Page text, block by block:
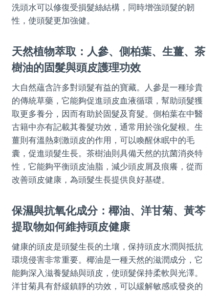
洗頭水可以修復受損髮絲結構，同時增強頭髮的韌
性，使頭髮更加強健。
天然植物萃取：人參、側柏葉、生薑、茶
樹油的固髮與頭皮護理功效
大自然蘊含許多對頭髮有益的寶藏。人參是一種珍貴
的傳統草藥，它能夠促進頭皮血液循環，幫助頭髮獲
取更多養分，因而有助於固髮及育髮。側柏葉在中醫
古籍中亦有記載其養髮功效，通常用於強化髮根。生
薑則有溫熱刺激頭皮的作用，可以喚醒休眠中的毛
囊，促進頭髮生長。茶樹油則具備天然的抗菌消炎特
性，它能夠平衡頭皮油脂，減少頭皮屑及痕癢，從而
改善頭皮健康，為頭髮生長提供良好基礎。
保濕與抗氧化成分：椰油、洋甘菊、黃芩
提取物如何維持頭皮健康
健康的頭皮是頭髮生長的土壤，保持頭皮水潤與抵抗
環境侵害非常重要。椰油是一種天然的滋潤成分，它
能夠深入滋養髮絲與頭皮，使頭髮保持柔軟與光澤。
洋甘菊具有舒緩鎮靜的功效，可以緩解敏感或發炎的